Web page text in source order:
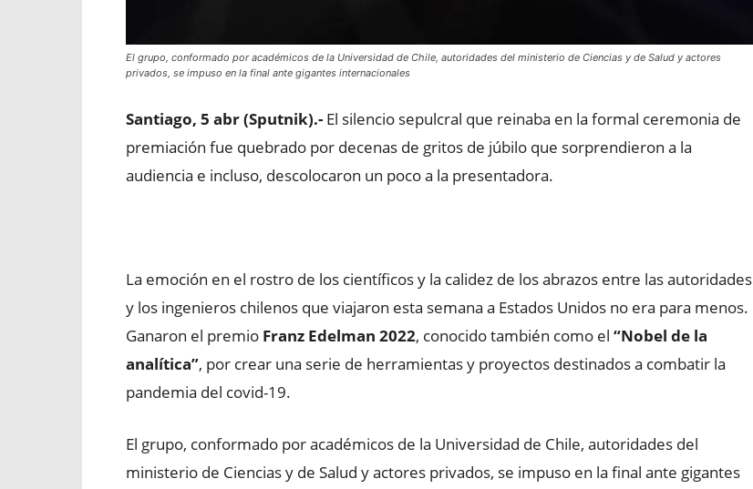
El grupo, conformado por académicos de la Universidad de Chile, autoridades del ministerio de Ciencias y de Salud y actores
privados, se impuso en la final ante gigantes internacionales
Santiago, 5 abr (Sputnik).- El silencio sepulcral que reinaba en la formal ceremonia de
premiación fue quebrado por decenas de gritos de júbilo que sorprendieron a la
audiencia e incluso, descolocaron un poco a la presentadora.
La emoción en el rostro de los científicos y la calidez de los abrazos entre las autoridades
y los ingenieros chilenos que viajaron esta semana a Estados Unidos no era para menos.
Ganaron el premio Franz Edelman 2022, conocido también como el “Nobel de la
analítica”, por crear una serie de herramientas y proyectos destinados a combatir la
pandemia del covid-19.
El grupo, conformado por académicos de la Universidad de Chile, autoridades del
ministerio de Ciencias y de Salud y actores privados, se impuso en la final ante gigantes